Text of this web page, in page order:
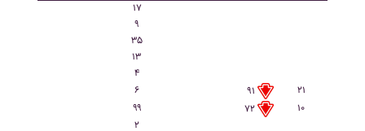
۱۷
۹
۳۵
۱۳
۴
۶
۹۱
۲۱
۹۹
۷۲
۱۰
۲